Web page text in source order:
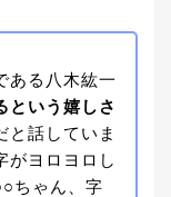
ある八木紘一
という嬉しさ
と話していま
がヨロヨロし
ちゃん、字